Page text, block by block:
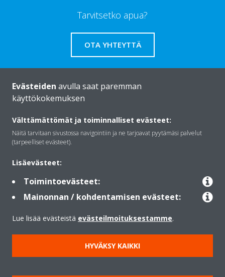
Tarvitsetko apua?
OTA YHTEYTTÄ
Daikinista
Ratkaisut
Yhteystiedot
Lämpöpumput
Copyright © Daikin
Lainmukainen ilmoitus
Evästeilmoitus Tietosuojakäytäntö
Evästeiden avulla saat paremman
käyttökokemuksen
Välttämättömät ja toiminnalliset evästeet:
Näitä tarvitaan sivustossa navigointiin ja ne tarjoavat pyytämäsi palvelut
(tarpeelliset evästeet).
Lisäevästeet:
Toimintoevästeet:
Mainonnan / kohdentamisen evästeet:
Lue lisää evästeistä evästeilmoituksestamme.
HYVÄKSY KAIKKI